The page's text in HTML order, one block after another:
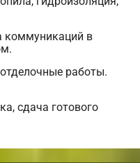
коммуникаций в
работы.
сдача готового